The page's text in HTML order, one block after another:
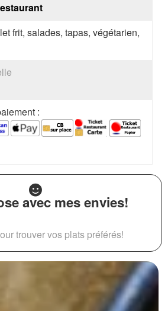
frit, salades, tapas, végétarien,
:
avec mes envies!
trouver vos plats préférés!